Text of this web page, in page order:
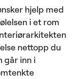
hjelp med
i et rom
nettopp du
går inn i